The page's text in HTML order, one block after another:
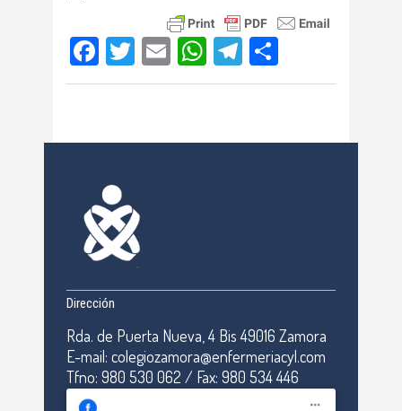
Facebook
TwitterEmailWhatsApp
Telegram
Dirección
Rda. de Puerta Nueva, 4 Bis 49016 Zamora
E-mail: colegiozamora@enfermeriacyl.com
Tfno: 980 530 062 / Fax: 980 534 446